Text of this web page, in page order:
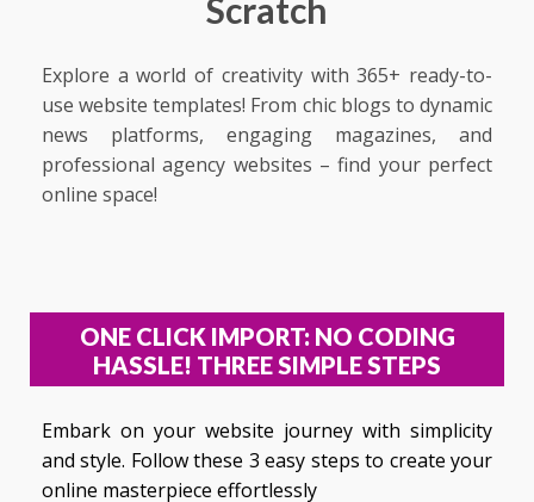
Scratch
Explore a world of creativity with 365+ ready-to-
use website templates! From chic blogs to dynamic
news platforms, engaging magazines, and
professional agency websites – find your perfect
online space!
ONE CLICK IMPORT: NO CODING
HASSLE! THREE SIMPLE STEPS
Embark on your website journey with simplicity
and style. Follow these 3 easy steps to create your
online masterpiece effortlessly